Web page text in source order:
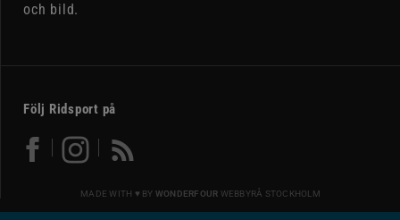
och bild.
Följ Ridsport på
MADE WITH ♥ BY WONDERFOUR WEBBYRÅ STOCKHOLM